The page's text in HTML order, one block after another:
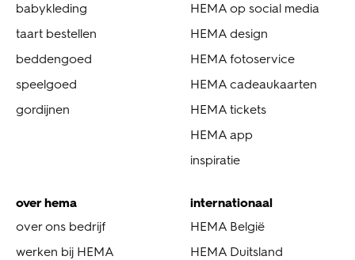
babykleding
taart bestellen
beddengoed
speelgoed
gordijnen
HEMA op social media
HEMA design
HEMA fotoservice
HEMA cadeaukaarten
HEMA tickets
HEMA app
inspiratie
over hema
over ons bedrijf
werken bij HEMA
internationaal
HEMA België
HEMA Duitsland